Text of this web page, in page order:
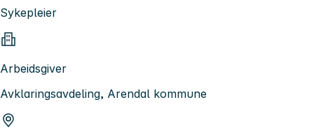
Sykepleier
Arbeidsgiver
Avklaringsavdeling, Arendal kommune